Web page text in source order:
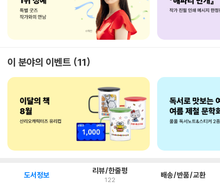
이 분야의 이벤트 11
도서정보 리뷰/한줄평
122 배송/반품/교환